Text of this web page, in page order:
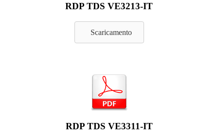
RDP TDS VE3213-IT
Scaricamento
RDP TDS VE3311-IT